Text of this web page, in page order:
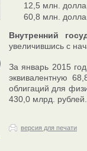
12,5 млн.
60,8 млн.
Внутренний
увеличившись с
За январь 2015
эквивалентную
облигаций для
430,0 млрд. рублей.
версия для печати